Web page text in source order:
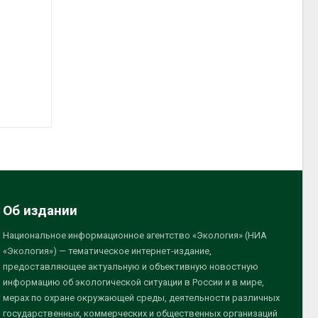
Об издании
Национальное информационное агентство «Экология» (НИА
«Экология») — тематическое интернет-издание,
предоставляющее актуальную и объективную новостную
информацию об экологической ситуации в России и в мире,
мерах по охране окружающей среды, деятельности различных
государственных, коммерческих и общественных организаций